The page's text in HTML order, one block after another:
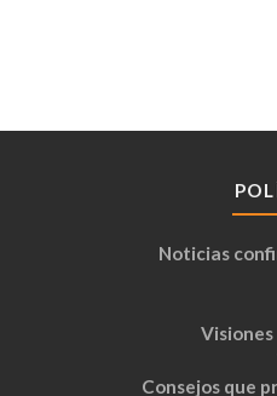
Noticias
Consejos que